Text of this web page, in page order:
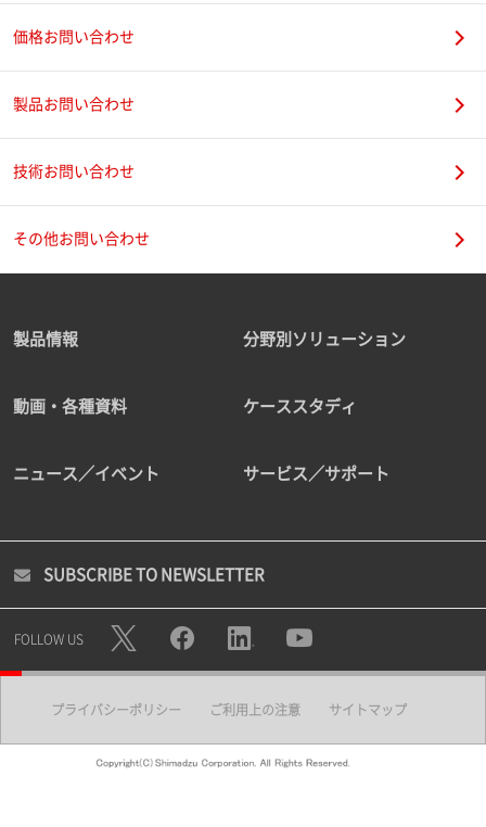
価格お問い合わせ
製品お問い合わせ
技術お問い合わせ
その他お問い合わせ
製品情報 分野別ソリューション
動画・各種資料 ケーススタディ
ニュース／イベント サービス／サポート
SUBSCRIBE TO NEWSLETTER
FOLLOW US
プライバシーポリシー ご利用上の注意 サイトマップ